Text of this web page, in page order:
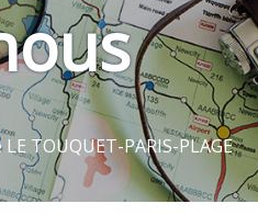
TOUQUET-PARIS-PLAGE